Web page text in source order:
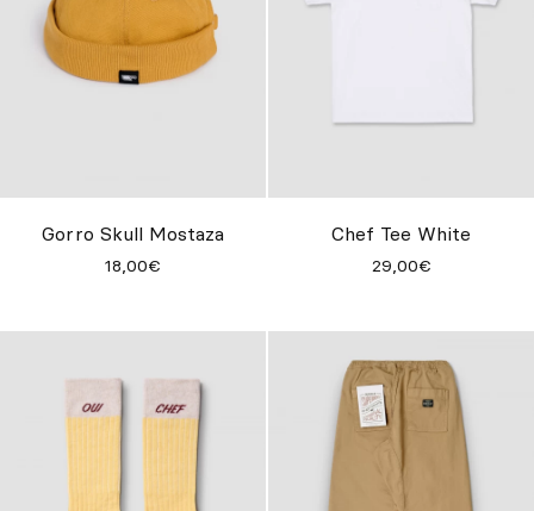
Gorro Skull Mostaza
18,00€
Chef Tee White
29,00€